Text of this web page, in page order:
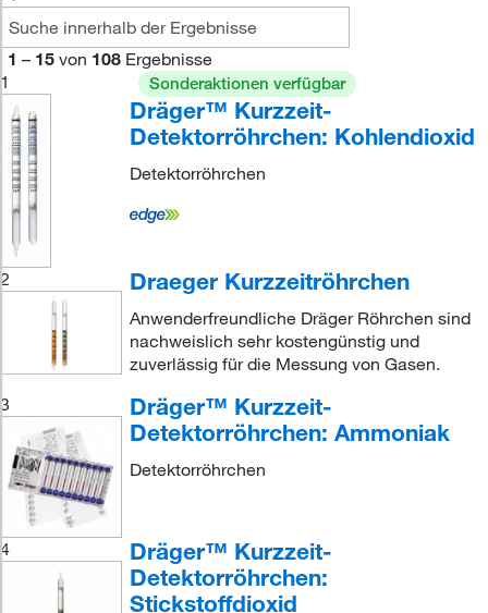
1 – 15 von 108 Ergebnisse
1
Sonderaktionen verfügbar
Dräger™ Kurzzeit-
Detektorröhrchen: Kohlendioxid
Detektorröhrchen
2 Draeger Kurzzeitröhrchen
Anwenderfreundliche Dräger Röhrchen sind
nachweislich sehr kostengünstig und
zuverlässig für die Messung von Gasen.
3
Dräger™ Kurzzeit-
Detektorröhrchen: Ammoniak
Detektorröhrchen
4
Dräger™ Kurzzeit-
Detektorröhrchen:
Stickstoffdioxid